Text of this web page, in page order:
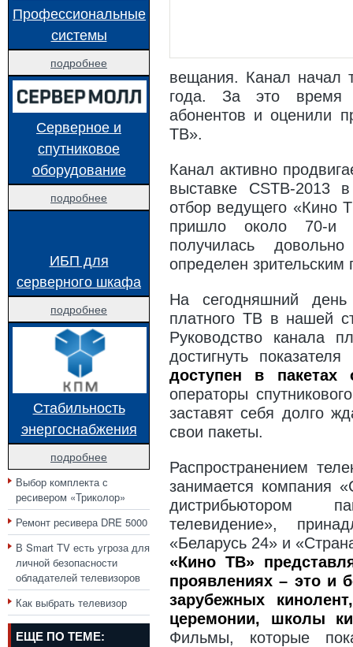
ТАБЛИЦА ЧАСТОТ СПУТНИКА EUTELSAT W4 / EUTELSAT W7 (36.0° В. Д.)
РЕМОНТ РЕСИВЕРА ТРИКОЛОР ТВ DRE 5000 СЫПЕТСЯ ИЗОБРАЖЕНИЕ
НАСТРОЙКА ТЕЛЕВИЗОРА СО ВСТРОЕННЫМ СПУТНИКОВЫМ РЕСИВЕРОМ
ОПИСАНИЕ ФАЙЛА REGEX, ОПИСАНИЕ СПУТНИКОВОЙ РЫБАЛКИ,
ЛУЧШИЕ МЕСТА ДЛЯ СПУТНИКОВОЙ РЫБАЛКИ, СПУТНИКОВЫЕ ПРОВАЙДЕРЫ
МОДУЛЬ CI+ ДЛЯ ПРОСМОТРА
МЕНЯЕМ МЕСТАМИ КАНАЛЫ НА РЕСИВЕРЕ TРИКОЛОР ТВ КАК
КАК ПОДКЛЮЧИТЬ АНТЕННЫЙ КАБЕЛЬ К БЛОКУ ПИТАНИЯ USB-COM
КАК СОЗДАТЬ СВОЙ ФАВОРИТНЫЙ СПИСОК КАНАЛОВ ТРИКОЛОР ТВ НА
КАК ПЕРЕНАСТРОИТЬ ОБОРУДОВАНИЕ АБОНЕНТАМ «OTAU TV»
SMART TV НЕ БЕЗОПАСЕН, ЕСТЬ УГРОЗА ДЛЯ ЛИЧНОЙ БЕЗОПАСНОСТИ
КАК ВЫБРАТЬ ТЕЛЕВИЗОР НИ НА ОДИН ДЕНЬ 8K ULTRA HD: ЧТО ЭТО
Профессиональные
системы
подробнее
Серверное и
спутниковое
оборудование
подробнее
ИБП для
серверного шкафа
подробнее
Стабильность
энергоснабжения
подробнее
Выбор комплекта с
ресивером «Триколор»
Ремонт ресивера DRE 5000
В Smart TV есть угроза для
личной безопасности
обладателей телевизоров
Как выбрать телевизор
ЕЩЕ ПО ТЕМЕ:
вещания. Канал начал
года. За это время
абонентов и оценили
ТВ».
Канал активно
выставке CSТВ-2013
отбор ведущего «Кино
пришло около 70-и
получилась
определен зрительским
На сегодняшний
платного ТВ в нашей
Руководство канала
достигнуть
доступен в пакетах
операторы
заставят себя долго
свои пакеты.
Распространением
занимается компания
дистрибьютором
телевидение»,
«Беларусь 24» и
«Кино ТВ»
проявлениях – это и
зарубежных
церемонии, школы
Фильмы, которые